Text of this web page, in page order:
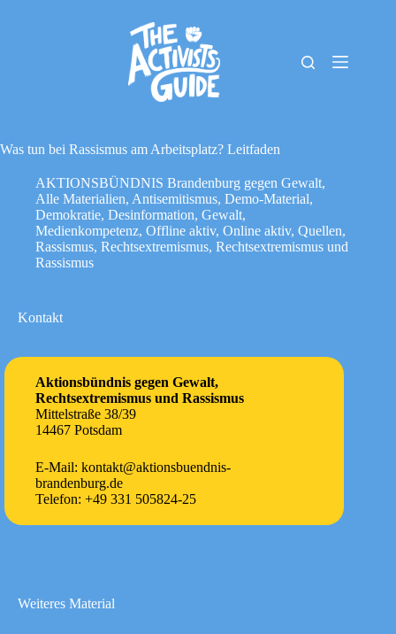
Cookie-
Richtlinie
(EU)
Impressum
Was tun bei Rassismus am Arbeitsplatz? Leitfaden
AKTIONSBÜNDNIS Brandenburg gegen Gewalt,
Alle Materialien, Antisemitismus, Demo-Material,
Demokratie, Desinformation, Gewalt,
Medienkompetenz, Offline aktiv, Online aktiv, Quellen,
Rassismus, Rechtsextremismus, Rechtsextremismus und
Rassismus
Kontakt
Aktionsbündnis gegen Gewalt,
Rechtsextremismus und Rassismus
Mittelstraße 38/39
14467 Potsdam
E-Mail: kontakt@aktionsbuendnis-
brandenburg.de
Telefon: +49 331 505824-25
Weiteres Material